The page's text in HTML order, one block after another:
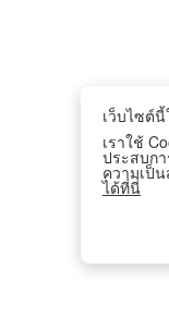
เว็บไซต์
เราใช้
ประสบก
ความเป็
ได้ที่นี่